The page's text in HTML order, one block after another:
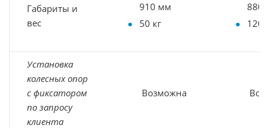
Габариты и
вес
910 мм
50 кг
880
120
Установка
колесных опор
с фиксатором
по запросу
клиента
Возможна